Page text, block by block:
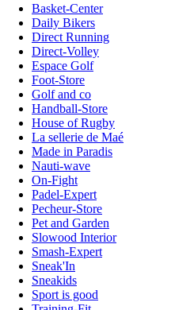
Basket-Center
Daily Bikers
Direct Running
Direct-Volley
Espace Golf
Foot-Store
Golf and co
Handball-Store
House of Rugby
La sellerie de Maé
Made in Paradis
Nauti-wave
On-Fight
Padel-Expert
Pecheur-Store
Pet and Garden
Slowood Interior
Smash-Expert
Sneak'In
Sneakids
Sport is good